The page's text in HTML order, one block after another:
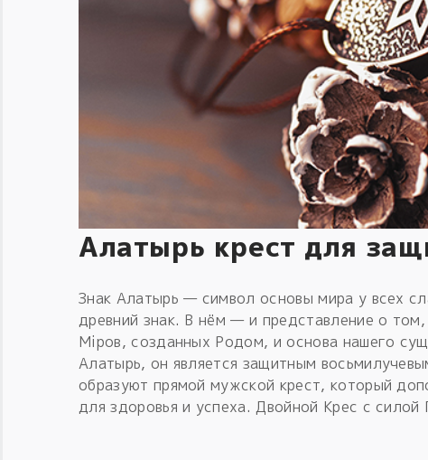
Алатырь крест для
Знак Алатырь — символ основы мира у всех
древний знак. В нём — и представление о
Мiров, созданных Родом, и основа нашего
Алатырь, он является защитным
образуют прямой мужской крест, который
для здоровья и успеха. Двойной Крес с силой